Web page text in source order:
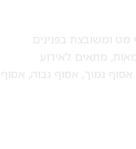
בזהב 14 קראט/ כסף מט ומשובצת בפנינים
מתאים לאירוע
נמוך, אסוף גבוה, אסוף